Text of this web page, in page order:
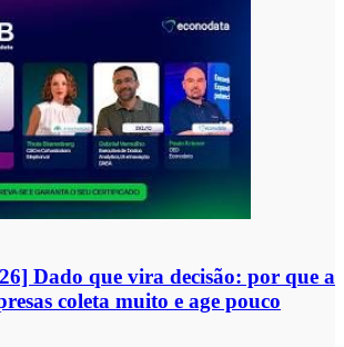
Dado que vira decisão: por que a
coleta muito e age pouco